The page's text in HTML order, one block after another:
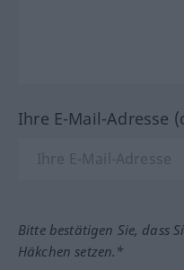
Ihre E-Mail-Adresse
Bitte bestätigen Sie, dass
Häkchen setzen.*